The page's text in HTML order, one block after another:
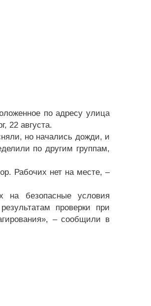
по адресу улица
22 августа.
но начались дожди, и
по другим группам,
Рабочих нет на месте, –
на безопасные условия
проверки при
– сообщили в